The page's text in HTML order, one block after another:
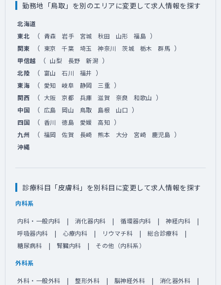
勤務地「鳥取」を別のエリアに変更して求人情報を探す
北海道
東北
（ 青森 岩手 宮城 秋田 山形 福島 ）
関東 （ 東京 千葉 埼玉 神奈川 茨城 栃木 群馬 ）
甲信越 （ 山梨 長野 新潟 ）
北陸 （ 富山 石川 福井 ）
東海 （ 愛知 岐阜 静岡 三重 ）
関西 （ 大阪 京都 兵庫 滋賀 奈良 和歌山 ）
中国 （ 広島 岡山 鳥取 島根 山口 ）
四国 （ 香川 徳島 愛媛 高知 ）
九州 （ 福岡 佐賀 長崎 熊本 大分 宮崎 鹿児島 ）
沖縄
診療科目「皮膚科」を別科目に変更して求人情報を探す
内科系
内科・一般内科 消化器内科 循環器内科
神経内科
呼吸器内科
心療内科 リウマチ科
総合診療科
糖尿病科
腎臓内科 その他（内科系）
外科系
外科・一般外科 整形外科 脳神経外科
消化器外科